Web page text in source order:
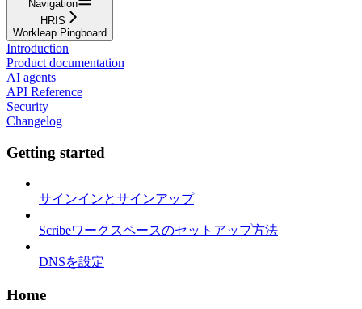
Navigation
HRIS
Workleap Pingboard
Introduction
Product documentation
AI agents
API Reference
Security
Changelog
Getting started
サインインとサインアップ
Scribeワークスペースのセットアップ方法
DNSを設定
Home